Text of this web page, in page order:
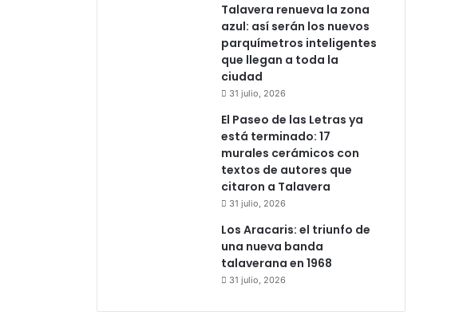
Talavera renueva la zona
azul: así serán los nuevos
parquímetros inteligentes
que llegan a toda la
ciudad
31 julio, 2026
El Paseo de las Letras ya
está terminado: 17
murales cerámicos con
textos de autores que
citaron a Talavera
31 julio, 2026
Los Aracaris: el triunfo de
una nueva banda
talaverana en 1968
31 julio, 2026